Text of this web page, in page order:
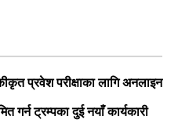
प्रवेश परीक्षाका लागि अनलाइन
गर्न ट्रम्पका दुई नयाँ कार्यकारी